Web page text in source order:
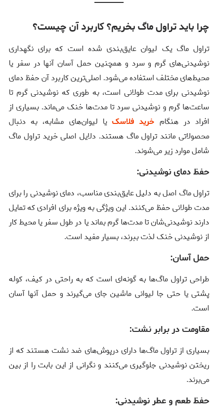
چرا باید تراول ماگ بخریم؟ کاربرد آن چیست؟
تراول ماگ یک لیوان عایق‌بندی شده است که برای نگهداری
نوشیدنی‌های گرم و سرد و همچنین حمل آسان آنها در سفر یا
محیط‌های مختلف استفاده می‌شود. اصلی‌ترین کاربرد آن حفظ دمای
نوشیدنی برای مدت طولانی است، به طوری که نوشیدنی گرم تا
ساعت‌ها گرم و نوشیدنی سرد تا مدت‌ها خنک می‌ماند. بسیاری از
افراد در هنگام خرید فلاسکیا لیوان‌های مشابه، به دنبال
محصولاتی مانند تراول ماگ هستند. دلایل اصلی خرید تراول ماگ
شامل موارد زیر می‌شوند.
حفظ دمای نوشیدنی:
تراول ماگ‌ اصل به دلیل عایق‌بندی مناسب، دمای نوشیدنی را برای
مدت طولانی حفظ می‌کنند. این ویژگی به ویژه برای افرادی که تمایل
دارند نوشیدنی‌شان تا مدت‌ها گرم بماند یا در طول سفر یا محیط کار
از نوشیدنی خنک لذت ببرند، بسیار مفید است.
حمل آسان:
طراحی تراول ماگ‌ها به گونه‌ای است که به راحتی در کیف، کوله
پشتی یا حتی جا لیوانی ماشین جای می‌گیرند و حمل آنها آسان
است.
مقاومت در برابر نشت:
بسیاری از تراول ماگ‌ها دارای درپوش‌های ضد نشت هستند که از
ریختن نوشیدنی جلوگیری می‌کنند و نگرانی از این بابت را از بین
می‌برند.
حفظ طعم و عطر نوشیدنی: